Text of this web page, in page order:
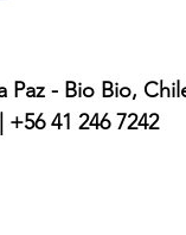
Paz - Bio Bio,
41 246 7242